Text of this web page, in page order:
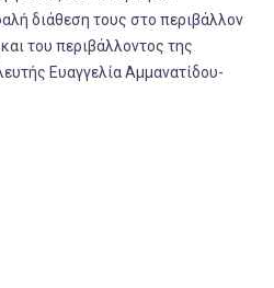
διάθεση τους στο περιβάλλον
του περιβάλλοντος της
Ευαγγελία Αμμανατίδου-